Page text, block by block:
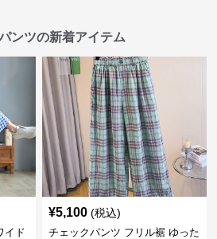
ンツの新着アイテム
イド
¥5,100 (税込)
チェックパンツ フリル裾 ゆった